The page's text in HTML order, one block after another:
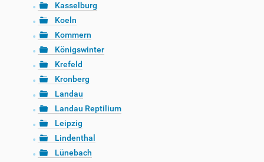
Kasselburg
Koeln
Kommern
Königswinter
Krefeld
Kronberg
Landau
Landau Reptilium
Leipzig
Lindenthal
Lünebach